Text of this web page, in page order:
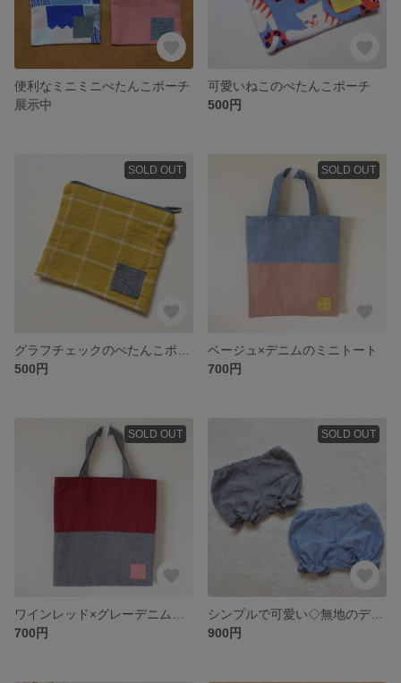
便利なミニミニぺたんこポーチ
展示中
可愛いねこのぺたんこポーチ
500円
SOLD OUT
500円
SOLD OUT
ベージュ×デニムのミニトート
700円
SOLD OUT
700円
SOLD OUT
900円